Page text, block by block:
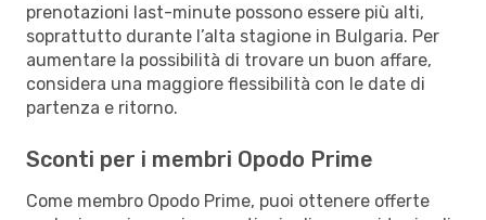
prenotazioni last-minute possono essere più alti,
soprattutto durante l’alta stagione in Bulgaria. Per
aumentare la possibilità di trovare un buon affare,
considera una maggiore flessibilità con le date di
partenza e ritorno.
Sconti per i membri Opodo Prime
Come membro Opodo Prime, puoi ottenere offerte